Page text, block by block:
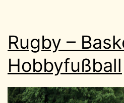
Rugby –
Hobbyfußball